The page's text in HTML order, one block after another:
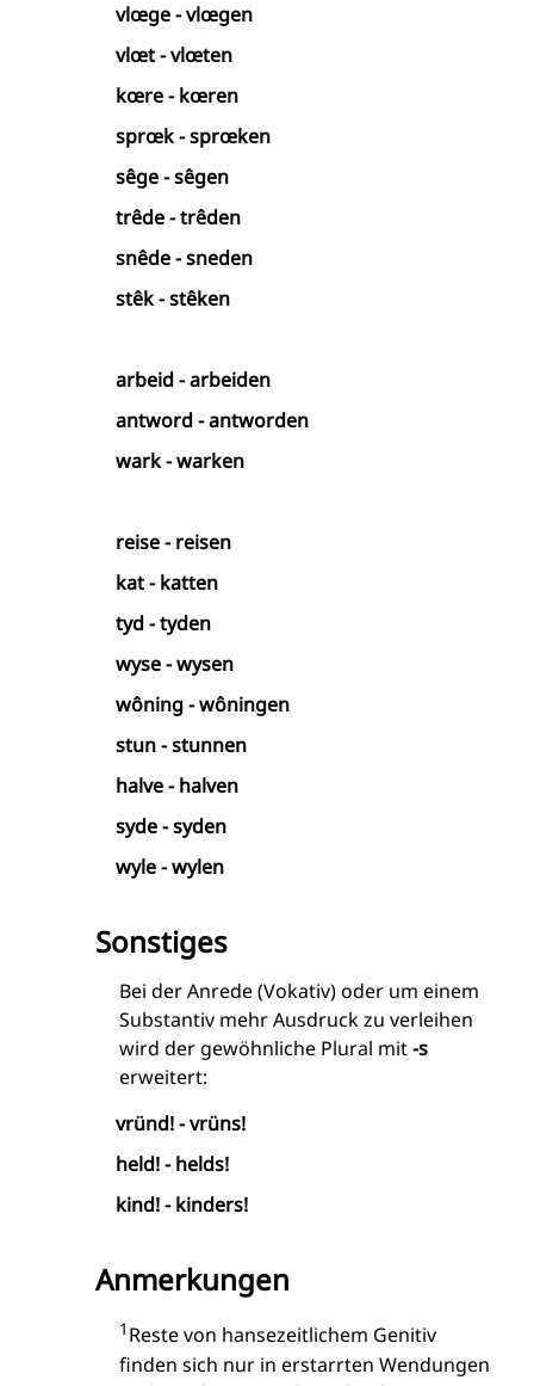
vlœge - vlœgen
vlœt - vlœten
kœre - kœren
sprœk - sprœken
sêge - sêgen
trêde - trêden
snêde - sneden
stêk - stêken
arbeid - arbeiden
antword - antworden
wark - warken
reise - reisen
kat - katten
tyd - tyden
wyse - wysen
wôning - wôningen
stun - stunnen
halve - halven
syde - syden
wyle - wylen
Sonstiges
Bei der Anrede (Vokativ) oder um einem
Substantiv mehr Ausdruck zu verleihen
wird der gewöhnliche Plural mit-s
erweitert:
vründ! - vrüns!
held! - helds!
kind! - kinders!
Anmerkungen
1 Reste von hansezeitlichem Genitiv
finden sich nur in erstarrten Wendungen